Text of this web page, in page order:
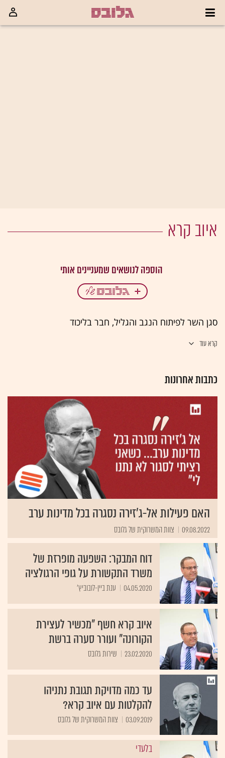
איוב קרא
סגן השר לפיתוח הנגב והגליל, חבר בליכוד
קרא עוד
כתבות אחרונות
האם פעילות אל-ג'זירה נסגרה בכל מדינות ערב
09.08.2022 צוות המשרוקית של גלובס
דוח המבקר: השפעה מופרזת של
משרד התקשורת על גופי הרגולציה
04.05.2020 ענת ביין-לובוביץ'
איוב קרא חשף "מכשיר לעצירת
הקורונה" ועורר סערה ברשת
23.02.2020 שירות גלובס
עד כמה מדויקת תגובת נתניהו
להקלטות עם איוב קרא?
03.09.2019 צוות המשרוקית של גלובס
בלעדי